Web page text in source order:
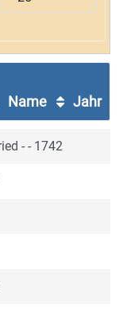
Name Jahr
- - 1742